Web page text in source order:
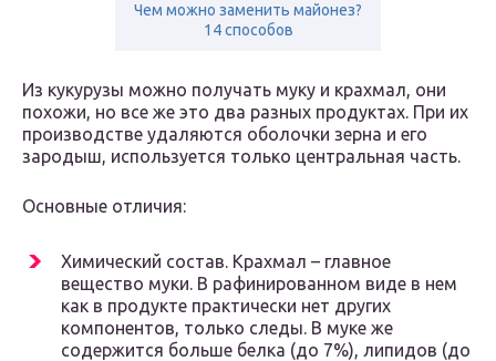
Чем можно заменить майонез?
14 способов
Из кукурузы можно получать муку и крахмал, они
похожи, но все же это два разных продуктах. При их
производстве удаляются оболочки зерна и его
зародыш, используется только центральная часть.
Основные отличия:
Химический состав. Крахмал – главное
вещество муки. В рафинированном виде в нем
как в продукте практически нет других
компонентов, только следы. В муке же
содержится больше белка (до 7%), липидов (до